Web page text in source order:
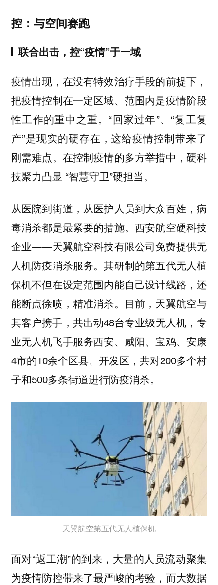
控：与空间赛跑
联合出击，控“疫情”于一域
疫情出现，在没有特效治疗手段的前提下，
把疫情控制在一定区域、范围内是疫情阶段
性工作的重中之重。“回家过年”、“复工复
产”是现实的硬存在，这给疫情控制带来了
刚需难点。在控制疫情的多方举措中，硬科
技聚力凸显 “智慧守卫”硬担当。
从医院到街道，从医护人员到大众百姓，病
毒消杀都是最紧要的措施。西安航空硬科技
企业——天翼航空科技有限公司免费提供无
人机防疫消杀服务。其研制的第五代无人植
保机不但在设定范围内能自己设计线路，还
能断点徐喷，精准消杀。目前，天翼航空与
其客户携手，共出动48台专业级无人机，专
业无人机飞手服务西安、咸阳、宝鸡、安康
4市的10余个区县、开发区，共对200多个村
子和500多条街道进行防疫消杀。
天翼航空第五代无人植保机
面对“返工潮”的到来，大量的人员流动聚集
为疫情防控带来了最严峻的考验，而大数据